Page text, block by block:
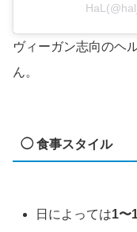
ヴィーガン志向のヘ
ん。
◯ 食事スタイル
日によっては1〜